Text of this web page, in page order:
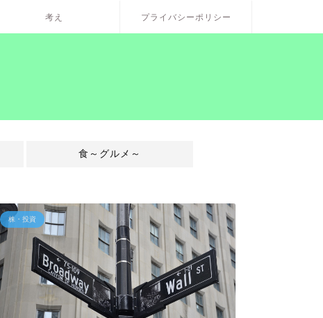
考え プライバシーポリシー
食～グルメ～
株・投資